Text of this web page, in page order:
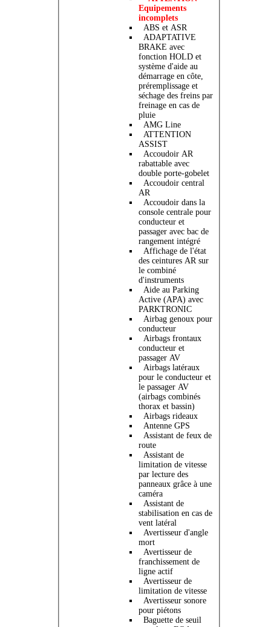
Equipements
incomplets
ABS et ASR
ADAPTATIVE
BRAKE avec
fonction HOLD et
système d'aide au
démarrage en côte,
préremplissage et
séchage des freins par
freinage en cas de
pluie
AMG Line
ATTENTION
ASSIST
Accoudoir AR
rabattable avec
double porte-gobelet
Accoudoir central
AR
Accoudoir dans la
console centrale pour
conducteur et
passager avec bac de
rangement intégré
Affichage de l'état
des ceintures AR sur
le combiné
d'instruments
Aide au Parking
Active (APA) avec
PARKTRONIC
Airbag genoux pour
conducteur
Airbags frontaux
conducteur et
passager AV
Airbags latéraux
pour le conducteur et
le passager AV
(airbags combinés
thorax et bassin)
Airbags rideaux
Antenne GPS
Assistant de feux de
route
Assistant de
limitation de vitesse
par lecture des
panneaux grâce à une
caméra
Assistant de
stabilisation en cas de
vent latéral
Avertisseur d'angle
mort
Avertisseur de
franchissement de
ligne actif
Avertisseur de
limitation de vitesse
Avertisseur sonore
pour piétons
Baguette de seuil